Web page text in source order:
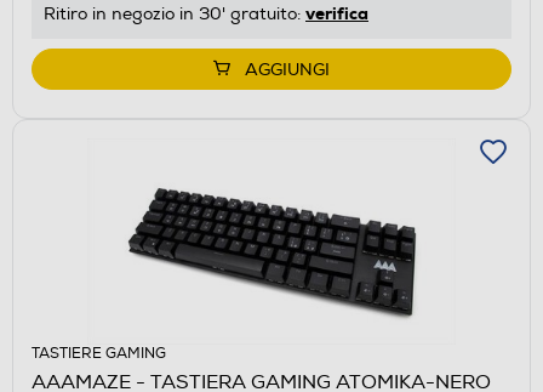
Ritiro in negozio in 30' gratuito: verifica
AGGIUNGI
TASTIERE GAMING
AAAMAZE - TASTIERA GAMING ATOMIKA-NERO